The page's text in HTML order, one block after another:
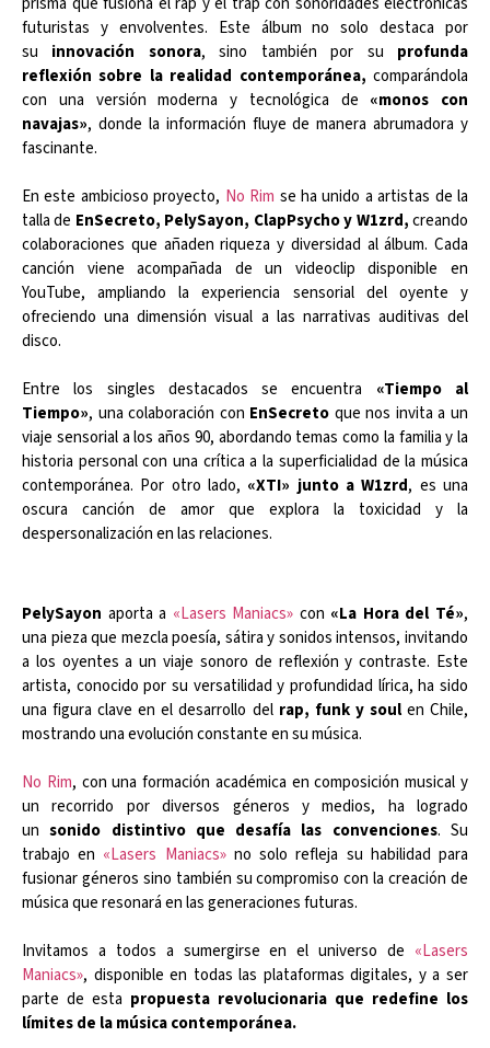
futuristas y envolventes. Este álbum no solo destaca por
su innovación sonora, sino también por su profunda
reflexión sobre la realidad contemporánea, comparándola
con una versión moderna y tecnológica de «monos con
navajas», donde la información fluye de manera abrumadora y
fascinante.
En este ambicioso proyecto, No Rim se ha unido a artistas de la
talla de EnSecreto, PelySayon, ClapPsycho y W1zrd,creando
colaboraciones que añaden riqueza y diversidad al álbum. Cada
canción viene acompañada de un videoclip disponible en
YouTube, ampliando la experiencia sensorial del oyente y
ofreciendo una dimensión visual a las narrativas auditivas del
disco.
Entre los singles destacados se encuentra «Tiempo al
Tiempo», una colaboración con EnSecreto que nos invita a un
viaje sensorial a los años 90, abordando temas como la familia y la
historia personal con una crítica a la superficialidad de la música
contemporánea. Por otro lado, «XTI» junto a W1zrd, es una
oscura canción de amor que explora la toxicidad y la
despersonalización en las relaciones.
PelySayon aporta a «Lasers Maniacs» con «La Hora del Té»,
una pieza que mezcla poesía, sátira y sonidos intensos, invitando
a los oyentes a un viaje sonoro de reflexión y contraste. Este
artista, conocido por su versatilidad y profundidad lírica, ha sido
una figura clave en el desarrollo del rap, funk y soulen Chile,
mostrando una evolución constante en su música.
No Rim, con una formación académica en composición musical y
un recorrido por diversos géneros y medios, ha logrado
unsonido distintivo que desafía las convenciones. Su
trabajo en «Lasers Maniacs»no solo refleja su habilidad para
fusionar géneros sino también su compromiso con la creación de
música que resonará en las generaciones futuras.
Invitamos a todos a sumergirse en el universo de «Lasers
Maniacs», disponible en todas las plataformas digitales, y a ser
parte de esta propuesta revolucionaria que redefine los
límites de la música contemporánea.